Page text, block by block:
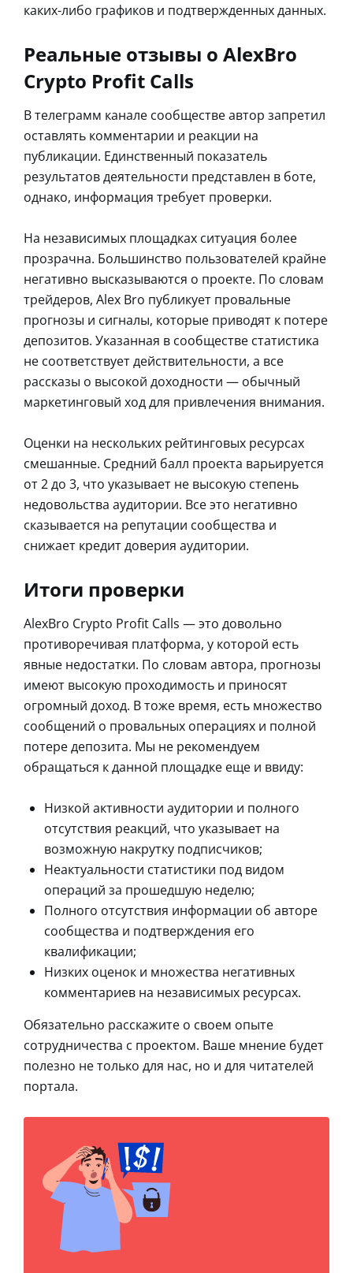
каких-либо графиков и подтвержденных данных.
Реальные отзывы о AlexBro
Crypto Profit Calls
В телеграмм канале сообществе автор запретил
оставлять комментарии и реакции на
публикации. Единственный показатель
результатов деятельности представлен в боте,
однако, информация требует проверки.
На независимых площадках ситуация более
прозрачна. Большинство пользователей крайне
негативно высказываются о проекте. По словам
трейдеров, Alex Bro публикует провальные
прогнозы и сигналы, которые приводят к потере
депозитов. Указанная в сообществе статистика
не соответствует действительности, а все
рассказы о высокой доходности — обычный
маркетинговый ход для привлечения внимания.
Оценки на нескольких рейтинговых ресурсах
смешанные. Средний балл проекта варьируется
от 2 до 3, что указывает не высокую степень
недовольства аудитории. Все это негативно
сказывается на репутации сообщества и
снижает кредит доверия аудитории.
Итоги проверки
AlexBro Crypto Profit Calls — это довольно
противоречивая платформа, у которой есть
явные недостатки. По словам автора, прогнозы
имеют высокую проходимость и приносят
огромный доход. В тоже время, есть множество
сообщений о провальных операциях и полной
потере депозита. Мы не рекомендуем
обращаться к данной площадке еще и ввиду:
Низкой активности аудитории и полного
отсутствия реакций, что указывает на
возможную накрутку подписчиков;
Неактуальности статистики под видом
операций за прошедшую неделю;
Полного отсутствия информации об авторе
сообщества и подтверждения его
квалификации;
Низких оценок и множества негативных
комментариев на независимых ресурсах.
Обязательно расскажите о своем опыте
сотрудничества с проектом. Ваше мнение будет
полезно не только для нас, но и для читателей
портала.